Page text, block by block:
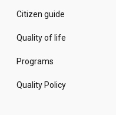
Citizen guide
Quality of life
Programs
Quality Policy